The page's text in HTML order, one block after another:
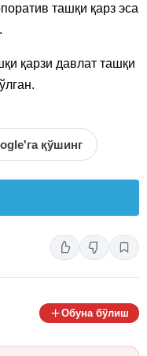
ташқи қарз эса
қарзи давлат ташқи
қўшинг
Обуна бўлиш